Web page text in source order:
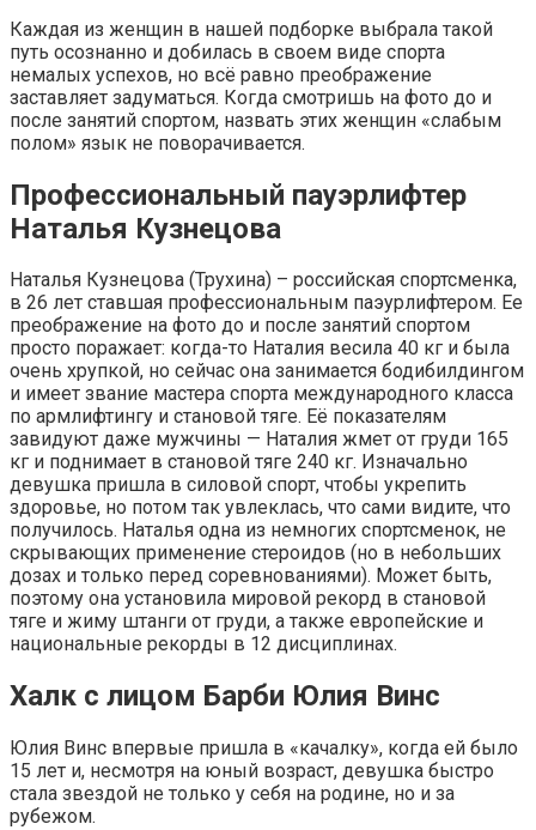
Каждая из женщин в нашей подборке выбрала такой
путь осознанно и добилась в своем виде спорта
немалых успехов, но всё равно преображение
заставляет задуматься. Когда смотришь на фото до и
после занятий спортом, назвать этих женщин «слабым
полом» язык не поворачивается.
Профессиональный пауэрлифтер
Наталья Кузнецова
Наталья Кузнецова (Трухина) – российская спортсменка,
в 26 лет ставшая профессиональным паэурлифтером. Ее
преображение на фото до и после занятий спортом
просто поражает: когда-то Наталия весила 40 кг и была
очень хрупкой, но сейчас она занимается бодибилдингом
и имеет звание мастера спорта международного класса
по армлифтингу и становой тяге. Её показателям
завидуют даже мужчины — Наталия жмет от груди 165
кг и поднимает в становой тяге 240 кг. Изначально
девушка пришла в силовой спорт, чтобы укрепить
здоровье, но потом так увлеклась, что сами видите, что
получилось. Наталья одна из немногих спортсменок, не
скрывающих применение стероидов (но в небольших
дозах и только перед соревнованиями). Может быть,
поэтому она установила мировой рекорд в становой
тяге и жиму штанги от груди, а также европейские и
национальные рекорды в 12 дисциплинах.
Халк с лицом Барби Юлия Винс
Юлия Винс впервые пришла в «качалку», когда ей было
15 лет и, несмотря на юный возраст, девушка быстро
стала звездой не только у себя на родине, но и за
рубежом.